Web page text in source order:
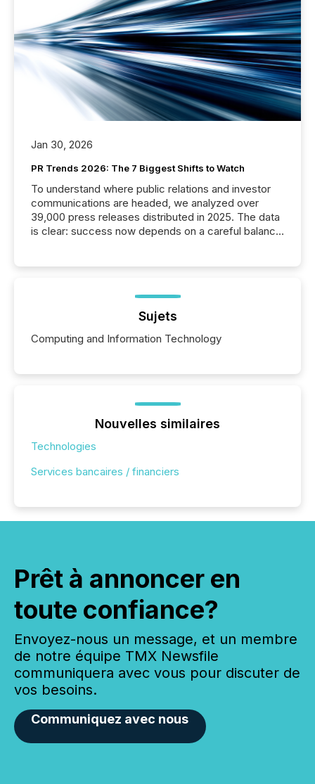
Jan 30, 2026
PR Trends 2026: The 7 Biggest Shifts to Watch
To understand where public relations and investor
communications are headed, we analyzed over
39,000 press releases distributed in 2025. The data
is clear: success now depends on a careful balance
ground their answers. We have entered a “ zero-
click ” reality, where Generative AI systems...
Sujets
Computing and Information Technology
Nouvelles similaires
Technologies
Services bancaires / financiers
Prêt à annoncer en
toute confiance?
Envoyez-nous un message, et un membre
de notre équipe TMX Newsfile
communiquera avec vous pour discuter de
vos besoins.
Communiquez avec nous